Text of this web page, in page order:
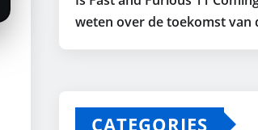
weten over de toekomst van
CATEGORIES